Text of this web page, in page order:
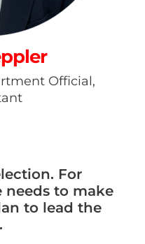
Official,
For
needs to make
to lead the